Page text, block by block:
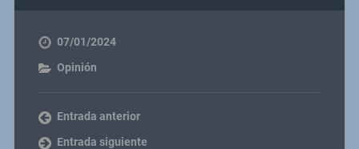
07/01/2024
Opinión
Entrada anterior
Entrada siguiente